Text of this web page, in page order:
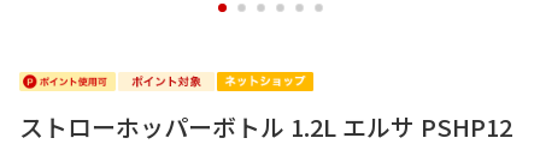
1 2 3 4 5 6
ストローホッパーボトル 1.2L エルサ PSHP12